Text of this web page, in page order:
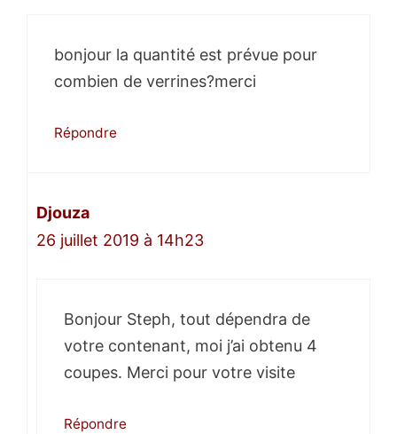
bonjour la quantité est prévue pour
combien de verrines?merci
Répondre
Djouza
26 juillet 2019 à 14h23
Bonjour Steph, tout dépendra de
votre contenant, moi j’ai obtenu 4
coupes. Merci pour votre visite
Répondre